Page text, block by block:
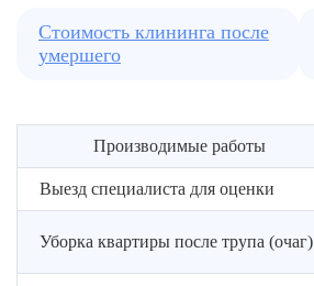
Стоимость клининга после
умершего
Производимые работы
Выезд специалиста для оценки
Уборка квартиры после трупа (очаг)